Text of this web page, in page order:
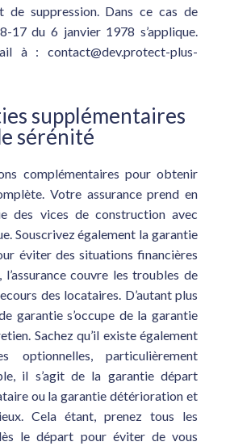
de suppression. Dans ce cas de
17 du 6 janvier 1978 s’applique.
à : contact@dev.protect-plus-
supplémentaires
sérénité
complémentaires pour obtenir
Votre assurance prend en
des vices de construction avec
Souscrivez également la garantie
éviter des situations financières
couvre les troubles de
des locataires. D’autant plus
garantie s’occupe de la garantie
Sachez qu’il existe également
optionnelles, particulièrement
il s’agit de la garantie départ
ou la garantie détérioration et
Cela étant, prenez tous les
le départ pour éviter de vous